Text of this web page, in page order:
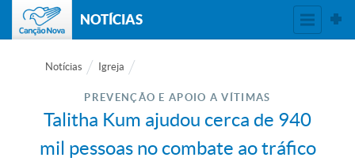
NOTÍCIAS
Notícias Igreja
PREVENÇÃO E APOIO A VÍTIMAS
Talitha Kum ajudou cerca de 940
mil pessoas no combate ao tráfico